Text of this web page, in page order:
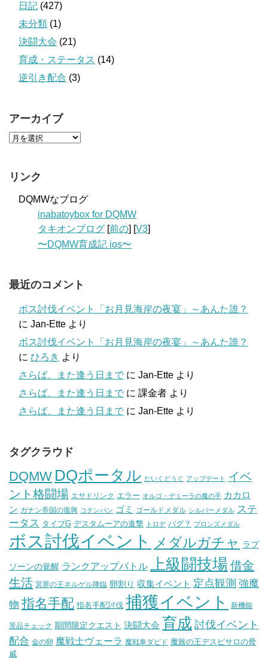
日記 (427)
未分類 (1)
決闘大会 (21)
育成・ステータス (14)
逆引き配合 (3)
アーカイブ
リンク
DQMWなブログ
inabatoybox for DQMW
タキオンブログ [前の] [V3]
〜DQMW育成記 ios〜
最近のコメント
ボス討伐イベント「お月見海岸の夜宴」～あんた誰？
に Jan-Ette より
ボス討伐イベント「お月見海岸の夜宴」～あんた誰？
に ひろき より
さらば、また逢う日まで に Jan-Ette より
さらば、また逢う日まで に 課金者 より
さらば、また逢う日まで に Jan-Ette より
タグクラウド
DQMW DQポータル だいくどうぐ アップデート
イベ
ント格闘場 エサドリンク エラー オルゴ・デミーラの魔の手 カカロ
ン ガナン帝国の復興 コテンパン ゴミ ゴールドメダル シルバーメダル ステ
ータス タイプG デスタムーアの進撃 トロデ バグ？ ブロンズメダル
ボス討伐イベント メダルガチャ ラプ
ソーンの覚醒 ランクアップバトル 上級闘技場 借金
生活 冥界の王ネルゲル降臨 卵割り 収集イベント 定点観測 強魔
物 指名手配 指名手配討伐 捕獲イベント 新機能
景品チェック 期間限定クエスト 決闘大会 育成 討伐イベント
配合 金の卵 魔戦士ヴェーラ 魔戦車ダビド 魔族の王デスピサロの脅
威